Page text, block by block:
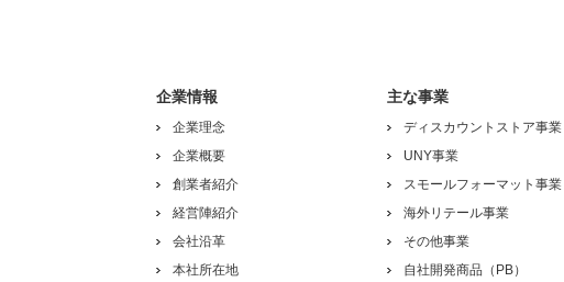
企業情報
企業理念
企業概要
創業者紹介
経営陣紹介
会社沿革
本社所在地
主な事業
ディスカウントストア事業
UNY事業
スモールフォーマット事業
海外リテール事業
その他事業
自社開発商品（PB）